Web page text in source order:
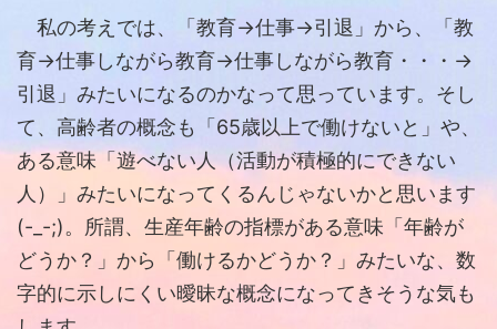
私の考えでは、「教育→仕事→引退」から、「教
育→仕事しながら教育→仕事しながら教育・・・→
引退」みたいになるのかなって思っています。そし
て、高齢者の概念も「65歳以上で働けないと」や、
ある意味「遊べない人（活動が積極的にできない
人）」みたいになってくるんじゃないかと思います
(-_-;)。所謂、生産年齢の指標がある意味「年齢が
どうか？」から「働けるかどうか？」みたいな、数
字的に示しにくい曖昧な概念になってきそうな気も